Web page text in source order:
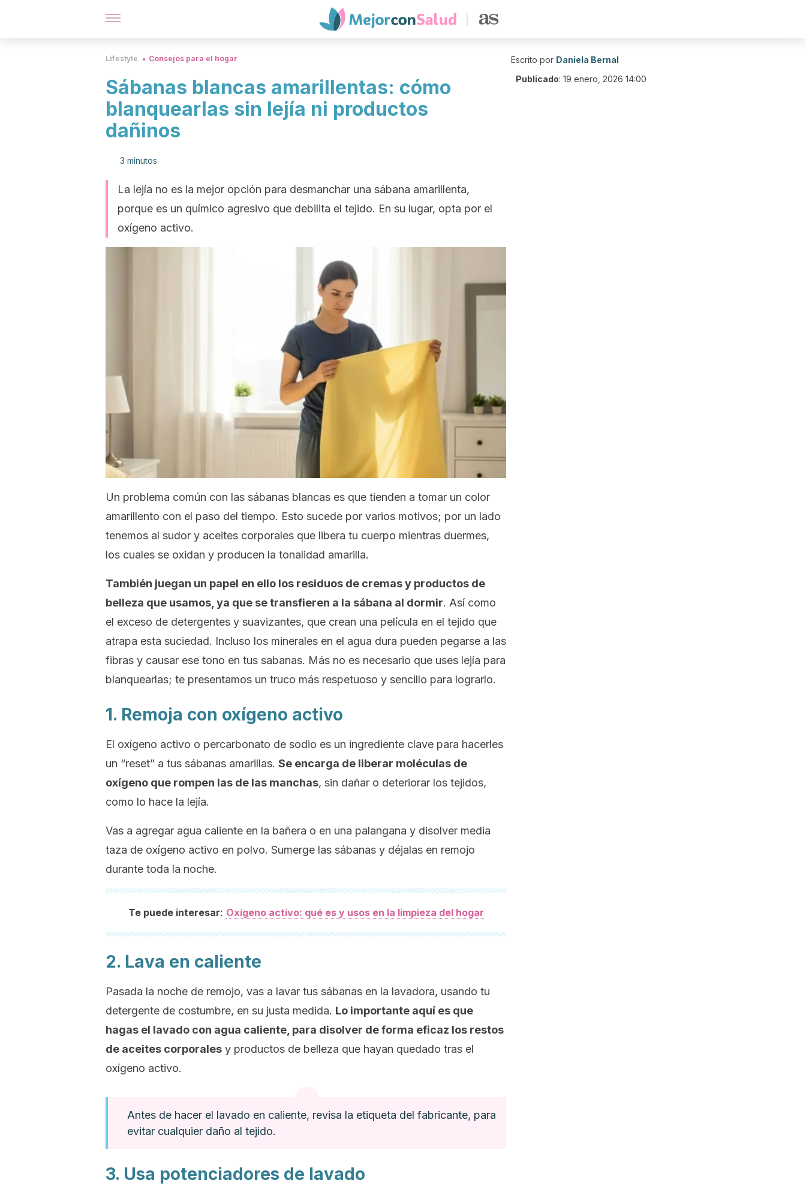
Lifestyle Consejos para el hogar
Sábanas blancas amarillentas: cómo
blanquearlas sin lejía ni productos
dañinos
3 minutos
La lejía no es la mejor opción para desmanchar una sábana amarillenta,
porque es un químico agresivo que debilita el tejido. En su lugar, opta por el
oxígeno activo.
Un problema común con las sábanas blancas es que tienden a tomar un color
amarillento con el paso del tiempo. Esto sucede por varios motivos; por un lado
tenemos al sudor y aceites corporales que libera tu cuerpo mientras duermes,
los cuales se oxidan y producen la tonalidad amarilla.
También juegan un papel en ello los residuos de cremas y productos de
belleza que usamos, ya que se transfieren a la sábana al dormir. Así como
el exceso de detergentes y suavizantes, que crean una película en el tejido que
atrapa esta suciedad. Incluso los minerales en el agua dura pueden pegarse a las
fibras y causar ese tono en tus sabanas. Más no es necesario que uses lejía para
blanquearlas; te presentamos un truco más respetuoso y sencillo para lograrlo.
1. Remoja con oxígeno activo
El oxígeno activo o percarbonato de sodio es un ingrediente clave para hacerles
un “reset” a tus sábanas amarillas. Se encarga de liberar moléculas de
oxígeno que rompen las de las manchas, sin dañar o deteriorar los tejidos,
como lo hace la lejía.
Vas a agregar agua caliente en la bañera o en una palangana y disolver media
taza de oxígeno activo en polvo. Sumerge las sábanas y déjalas en remojo
durante toda la noche.
Te puede interesar: Oxígeno activo: qué es y usos en la limpieza del hogar
2. Lava en caliente
Pasada la noche de remojo, vas a lavar tus sábanas en la lavadora, usando tu
detergente de costumbre, en su justa medida. Lo importante aquí es que
hagas el lavado con agua caliente, para disolver de forma eficaz los restos
de aceites corporales y productos de belleza que hayan quedado tras el
oxígeno activo.
Antes de hacer el lavado en caliente, revisa la etiqueta del fabricante, para
evitar cualquier daño al tejido.
3. Usa potenciadores de lavado
Escrito por Daniela Bernal
Publicado: 19 enero, 2026 14:00